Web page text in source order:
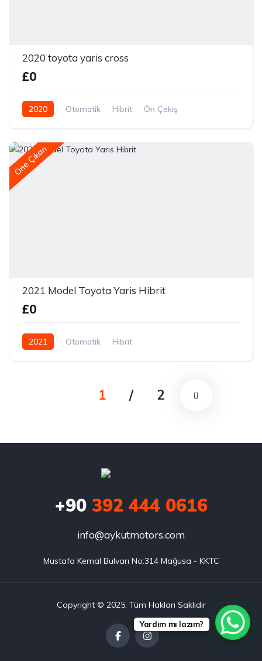
2020 toyota yaris cross
£0
2020 Otomatik Hibrit Ön Çekiş
Öne Çıkan
2021 Model Toyota Yaris Hibrit
£0
2021 Otomatik Hibrit
1 / 2
+90392 444 0616
info@aykutmotors.com
Mustafa Kemal Bulvarı No:314 Mağusa - KKTC
Copyright © 2025. Tüm Hakları Saklıdır
Yardım mı lazım?